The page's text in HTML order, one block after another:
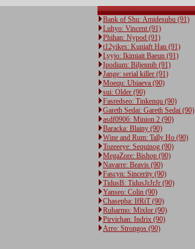
Bank of Shu: Amidesubu (91)
Luhyo: Vincent (91)
Phihan: Nypod (91)
t12yikes: Kuniaft Han (91)
Lyyjo: Ikimiait Baeun (91)
Ipodium: Biljennib (91)
Jange: serial killer (91)
Moequ: Ubiaeva (90)
sui: Older (90)
Fasredseo: Tinkenqu (90)
Gareth Sedai: Gareth Sedai (90)
asdf0906: Minion 2 (90)
Baracka: Blainy (90)
Wine and Rum: Tally Ho (90)
Tozeeeye: Sequinog (90)
MegaZore: Bishop (90)
Navarre: Beavis (90)
Fascyn: Sincerity (90)
TidusB: TidusJrJrJr (90)
Yanseo: Colin (90)
Chasepba: IfRiT (90)
Ruharmo: Mixlor (90)
Pirvichan: Indrix (90)
Arro: Strongos (90)